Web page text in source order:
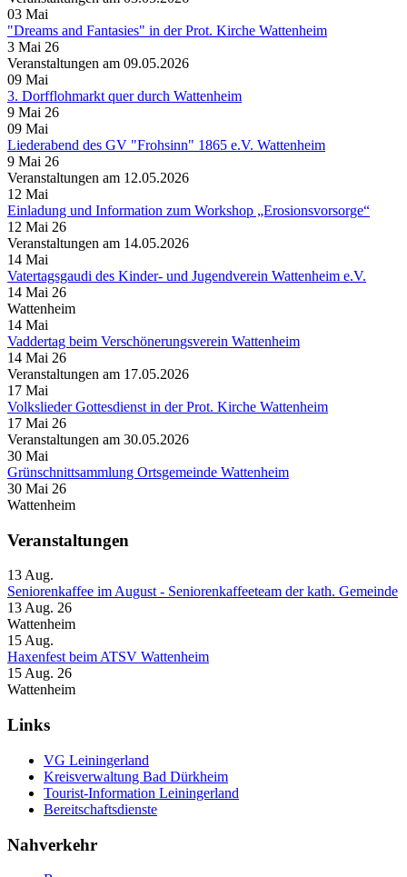
03 Mai
"Dreams and Fantasies" in der Prot. Kirche Wattenheim
3 Mai 26
Veranstaltungen am 09.05.2026
09 Mai
3. Dorfflohmarkt quer durch Wattenheim
9 Mai 26
09 Mai
Liederabend des GV "Frohsinn" 1865 e.V. Wattenheim
9 Mai 26
Veranstaltungen am 12.05.2026
12 Mai
Einladung und Information zum Workshop „Erosionsvorsorge“
12 Mai 26
Veranstaltungen am 14.05.2026
14 Mai
Vatertagsgaudi des Kinder- und Jugendverein Wattenheim e.V.
14 Mai 26
Wattenheim
14 Mai
Vaddertag beim Verschönerungsverein Wattenheim
14 Mai 26
Veranstaltungen am 17.05.2026
17 Mai
Volkslieder Gottesdienst in der Prot. Kirche Wattenheim
17 Mai 26
Veranstaltungen am 30.05.2026
30 Mai
Grünschnittsammlung Ortsgemeinde Wattenheim
30 Mai 26
Wattenheim
Veranstaltungen
13Aug.
Seniorenkaffee im August - Seniorenkaffeeteam der kath. Gemeinde
13 Aug. 26
Wattenheim
15Aug.
Haxenfest beim ATSV Wattenheim
15 Aug. 26
Wattenheim
Links
VG Leiningerland
Kreisverwaltung Bad Dürkheim
Tourist-Information Leiningerland
Bereitschaftsdienste
Nahverkehr